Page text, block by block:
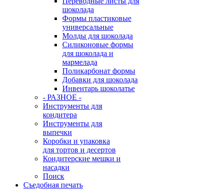
шоколада
Формы пластиковые
универсальные
Молды для шоколада
Силиконовые формы
для шоколада и
мармелада
Поликарбонат формы
Добавки для шоколада
Инвентарь шоколатье
- РАЗНОЕ -
Инструменты для
кондитера
Инструменты для
выпечки
Коробки и упаковка
для тортов и десертов
Кондитерские мешки и
насадки
Поиск
Съедобная печать